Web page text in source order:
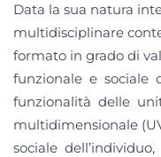
Data la sua natura
multidisciplinare
formato in grado di
funzionale e sociale
funzionalità delle
multidimensionale
sociale